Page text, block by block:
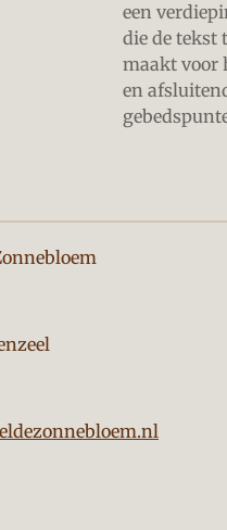
een
die de tekst
maakt voor
en
de